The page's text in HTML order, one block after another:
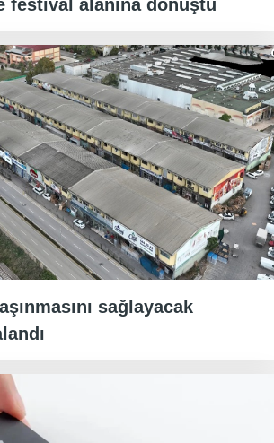
festival alanına dönüştü
sağlayacak